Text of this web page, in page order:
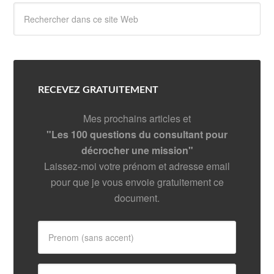
RECEVEZ GRATUITEMENT
Mes prochains articles et
"Les 100 questions du consultant pour
décrocher une mission"
Laissez-moi votre prénom et adresse email
pour que je vous envoie gratuitement ce
document.